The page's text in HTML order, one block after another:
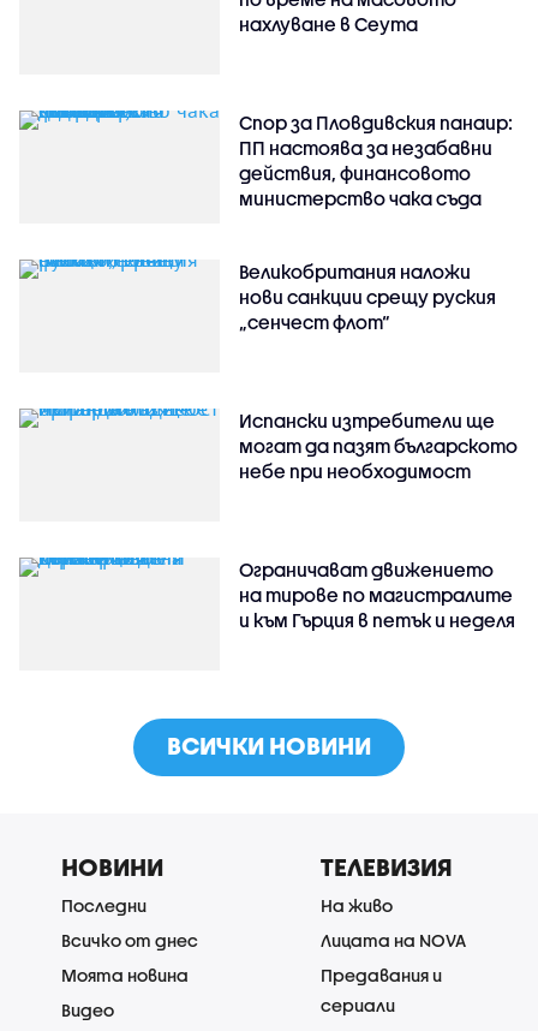
нахлуване в Сеута
Спор за Пловдивския панаир:
ПП настоява за незабавни
действия, финансовото
министерство чака съда
Великобритания наложи
нови санкции срещу руския
„сенчест флот“
Испански изтребители ще
могат да пазят българското
небе при необходимост
Ограничават движението
на тирове по магистралите
и към Гърция в петък и неделя
ВСИЧКИ НОВИНИ
НОВИНИ
Последни
Всичко от днес
Моята новина
Видео
ТЕЛЕВИЗИЯ
На живо
Лицата на NOVA
Предавания и
сериали